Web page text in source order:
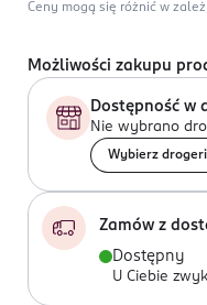
Ceny mogą się różnić w
Możliwości zakupu
Dostępność w
Nie wybrano
Wybierz
Zamów z
Dostępny
U Ciebie